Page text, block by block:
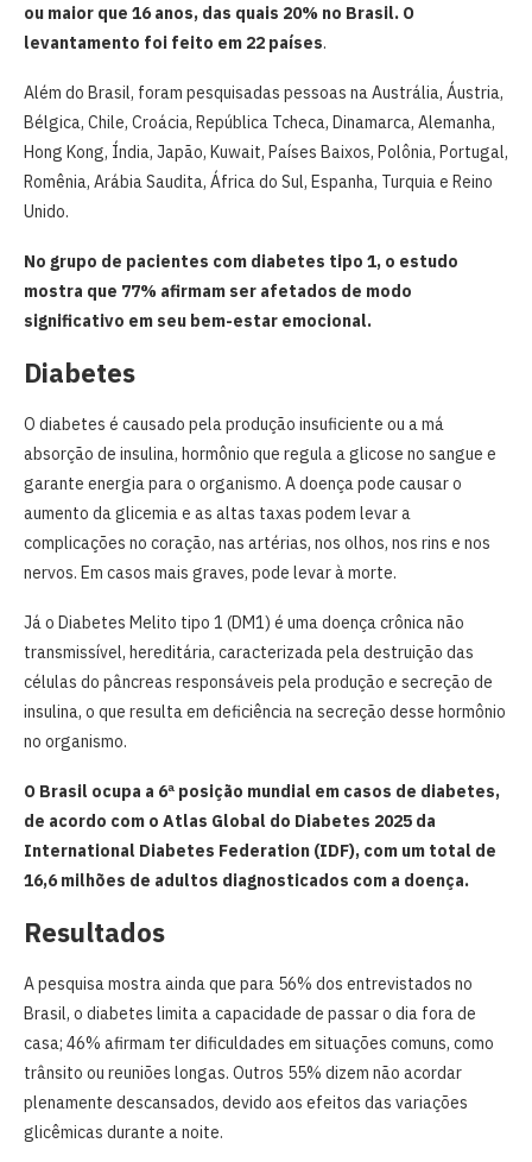
ou maior que 16 anos, das quais 20% no Brasil. O
levantamento foi feito em 22 países.
Além do Brasil, foram pesquisadas pessoas na Austrália, Áustria,
Bélgica, Chile, Croácia, República Tcheca, Dinamarca, Alemanha,
Hong Kong, Índia, Japão, Kuwait, Países Baixos, Polônia, Portugal,
Romênia, Arábia Saudita, África do Sul, Espanha, Turquia e Reino
Unido.
No grupo de pacientes com diabetes tipo 1, o estudo
mostra que 77% afirmam ser afetados de modo
significativo em seu bem-estar emocional.
Diabetes
O diabetes é causado pela produção insuficiente ou a má
absorção de insulina, hormônio que regula a glicose no sangue e
garante energia para o organismo. A doença pode causar o
aumento da glicemia e as altas taxas podem levar a
complicações no coração, nas artérias, nos olhos, nos rins e nos
nervos. Em casos mais graves, pode levar à morte.
Já o Diabetes Melito tipo 1 (DM1) é uma doença crônica não
transmissível, hereditária, caracterizada pela destruição das
células do pâncreas responsáveis pela produção e secreção de
insulina, o que resulta em deficiência na secreção desse hormônio
no organismo.
O Brasil ocupa a 6ª posição mundial em casos de diabetes,
de acordo com o Atlas Global do Diabetes 2025 da
International Diabetes Federation (IDF), com um total de
16,6 milhões de adultos diagnosticados com a doença.
Resultados
A pesquisa mostra ainda que para 56% dos entrevistados no
Brasil, o diabetes limita a capacidade de passar o dia fora de
casa; 46% afirmam ter dificuldades em situações comuns, como
trânsito ou reuniões longas. Outros 55% dizem não acordar
plenamente descansados, devido aos efeitos das variações
glicêmicas durante a noite.